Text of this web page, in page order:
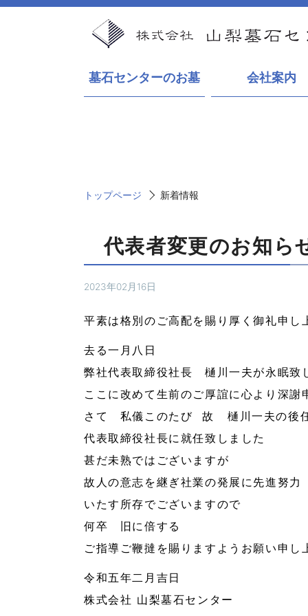
墓石センターのお墓 会社案内
トップページ 新着情報
代表者変更のお知ら
2023年02月16日
平素は格別のご高配を賜り厚く御礼申し
去る一月八日
弊社代表取締役社長 樋川一夫が永眠致
ここに改めて生前のご厚誼に心より深謝
さて 私儀このたび 故 樋川一夫の後
代表取締役社長に就任致しました
甚だ未熟ではございますが
故人の意志を継ぎ社業の発展に先進努力
いたす所存でございますので
何卒 旧に倍する
ご指導ご鞭撻を賜りますようお願い申し
令和五年二月吉日
株式会社 山梨墓石センター